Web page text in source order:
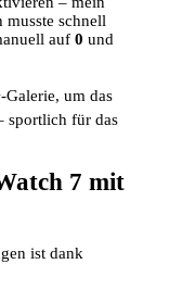
schnell
auf 0 und
-Galerie, um das
sportlich für das
7 mit
ist dank